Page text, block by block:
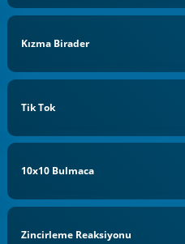
Kızma Birader
Tik Tok
10x10 Bulmaca
Zincirleme Reaksiyonu